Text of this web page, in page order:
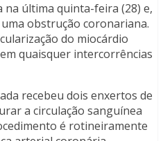
última quinta-feira (28) e,
obstrução coronariana.
do miocárdio
quaisquer intercorrências
recebeu dois enxertos de
a circulação sanguínea
é rotineiramente